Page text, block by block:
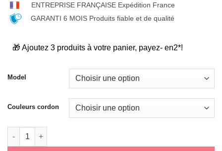
ENTREPRISE FRANÇAISE Expédition France
GARANTI 6 MOIS Produits fiable et de qualité
🎁 Ajoutez 3 produits à votre panier, payez- en2*!
Model
Couleurs cordon
quantité de coque cordon tour de cou/bandoulière pour Apple